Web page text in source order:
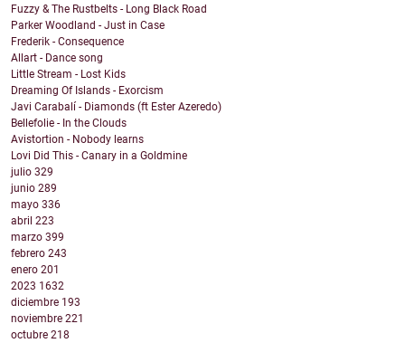
Fuzzy & The Rustbelts - Long Black Road
Parker Woodland - Just in Case
Frederik - Consequence
Allart - Dance song
Little Stream - Lost Kids
Dreaming Of Islands - Exorcism
Javi Carabalí - Diamonds (ft Ester Azeredo)
Bellefolie - In the Clouds
Avistortion - Nobody learns
Lovi Did This - Canary in a Goldmine
julio 329
junio 289
mayo 336
abril 223
marzo 399
febrero 243
enero 201
2023 1632
diciembre 193
noviembre 221
octubre 218